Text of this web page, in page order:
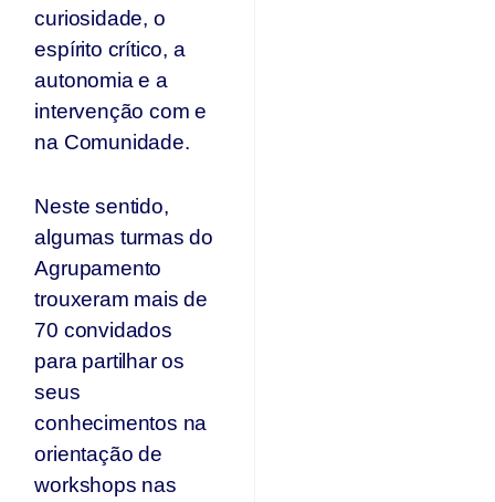
curiosidade, o
espírito crítico, a
autonomia e a
intervenção com e
na Comunidade.
Neste sentido,
algumas turmas do
Agrupamento
trouxeram mais de
70 convidados
para partilhar os
seus
conhecimentos na
orientação de
workshops nas